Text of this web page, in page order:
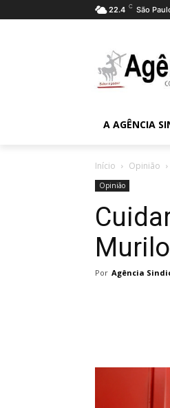
22.4 C São
A AGÊNCIA
Início Opinião
Opinião
Por Agência